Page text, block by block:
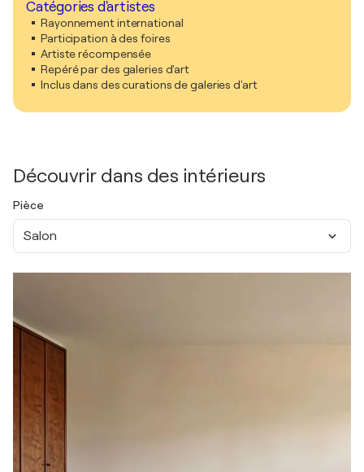
Catégories d'artistes
Rayonnement international
Participation à des foires
Artiste récompensée
Repéré par des galeries d'art
Inclus dans des curations de galeries d'art
Découvrir dans des intérieurs
Pièce
Salon